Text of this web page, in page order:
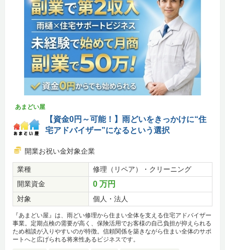
あまどい屋
【資金0円～可能！】雨どいをきっかけに“住
宅アドバイザー”になるという選択
開業お祝い金対象企業
業種
修理（リペア）・クリーニング
開業資金
0 万円
対象 個人・法人
『あまどい屋』は、雨どい修理から住まい全体を支える住宅アドバイザー
事業。定期点検の需要が高く、保険活用でお客様の自己負担が抑えられる
ため相談が入りやすいのが特徴。信頼関係を築きながら住まい全体のサポ
ートへと広げられる将来性あるビジネスです。